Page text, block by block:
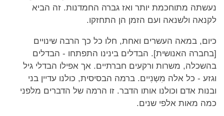
נעשתה מתוחכמת יותר ואז גברה החמדנות. זה הביא
לקנאה ולשנאה ועם הזמן הן התחזקו.
כיום, במאה העשרים ואחת, חלו כל כך הרבה שינויים
[בחברה האנושית]. הבדלים בינינו התפתחו - הבדלים
בהשכלה, משרות ורקעים חברתיים. אך אפילו הבדלי גיל
וגזע - כל אלה מִשְנִיים. ברמה הבסיסית, כולנו עדיין בני
ובנות אדם וכולנו אותו הדבר. זו הרמה של הדברים מלפני
כמה מאות אלפי שנים.